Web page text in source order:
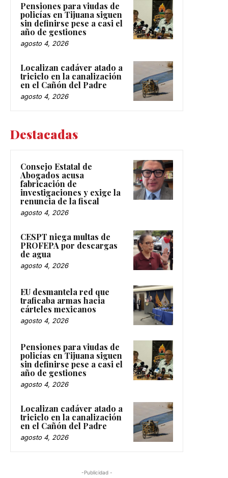
Pensiones para viudas de
policías en Tijuana siguen
sin definirse pese a casi el
año de gestiones
agosto 4, 2026
Localizan cadáver atado a
triciclo en la canalización
en el Cañón del Padre
agosto 4, 2026
Destacadas
Consejo Estatal de
Abogados acusa
fabricación de
investigaciones y exige la
renuncia de la fiscal
agosto 4, 2026
CESPT niega multas de
PROFEPA por descargas
de agua
agosto 4, 2026
EU desmantela red que
traficaba armas hacia
cárteles mexicanos
agosto 4, 2026
Pensiones para viudas de
policías en Tijuana siguen
sin definirse pese a casi el
año de gestiones
agosto 4, 2026
Localizan cadáver atado a
triciclo en la canalización
en el Cañón del Padre
agosto 4, 2026
-Publicidad -